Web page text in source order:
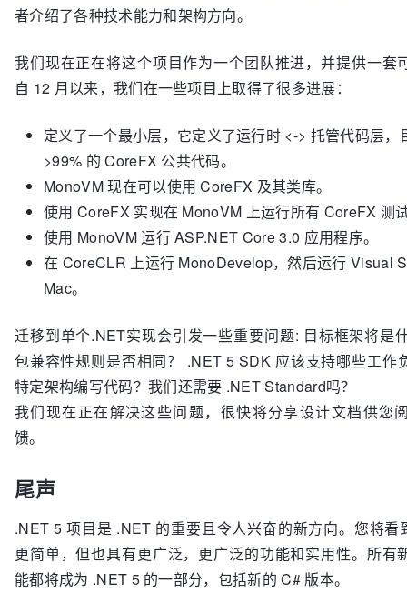
者介绍了各种技术能力和架构方向。
我们现在正在将这个项目作为一个团队推进，并提供一套
自 12 月以来，我们在一些项目上取得了很多进展：
定义了一个最小层，它定义了运行时 <-> 托管代码层，
>99% 的 CoreFX 公共代码。
MonoVM 现在可以使用 CoreFX 及其类库。
使用 CoreFX 实现在 MonoVM 上运行所有 CoreFX 测
使用 MonoVM 运行 ASP.NET Core 3.0 应用程序。
在 CoreCLR 上运行 MonoDevelop，然后运行 Visual
Mac。
迁移到单个.NET实现会引发一些重要问题: 目标框架将是
包兼容性规则是否相同？ .NET 5 SDK 应该支持哪些工作
特定架构编写代码？我们还需要 .NET Standard吗？
我们现在正在解决这些问题，很快将分享设计文档供您
馈。
尾声
.NET 5 项目是 .NET 的重要且令人兴奋的新方向。您将看
更简单，但也具有更广泛，更广泛的功能和实用性。所有
能都将成为 .NET 5 的一部分，包括新的 C# 版本。